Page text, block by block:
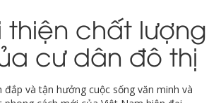
thiện chất lượng
cư dân đô thị
đắp và tận hưởng cuộc sống văn minh và